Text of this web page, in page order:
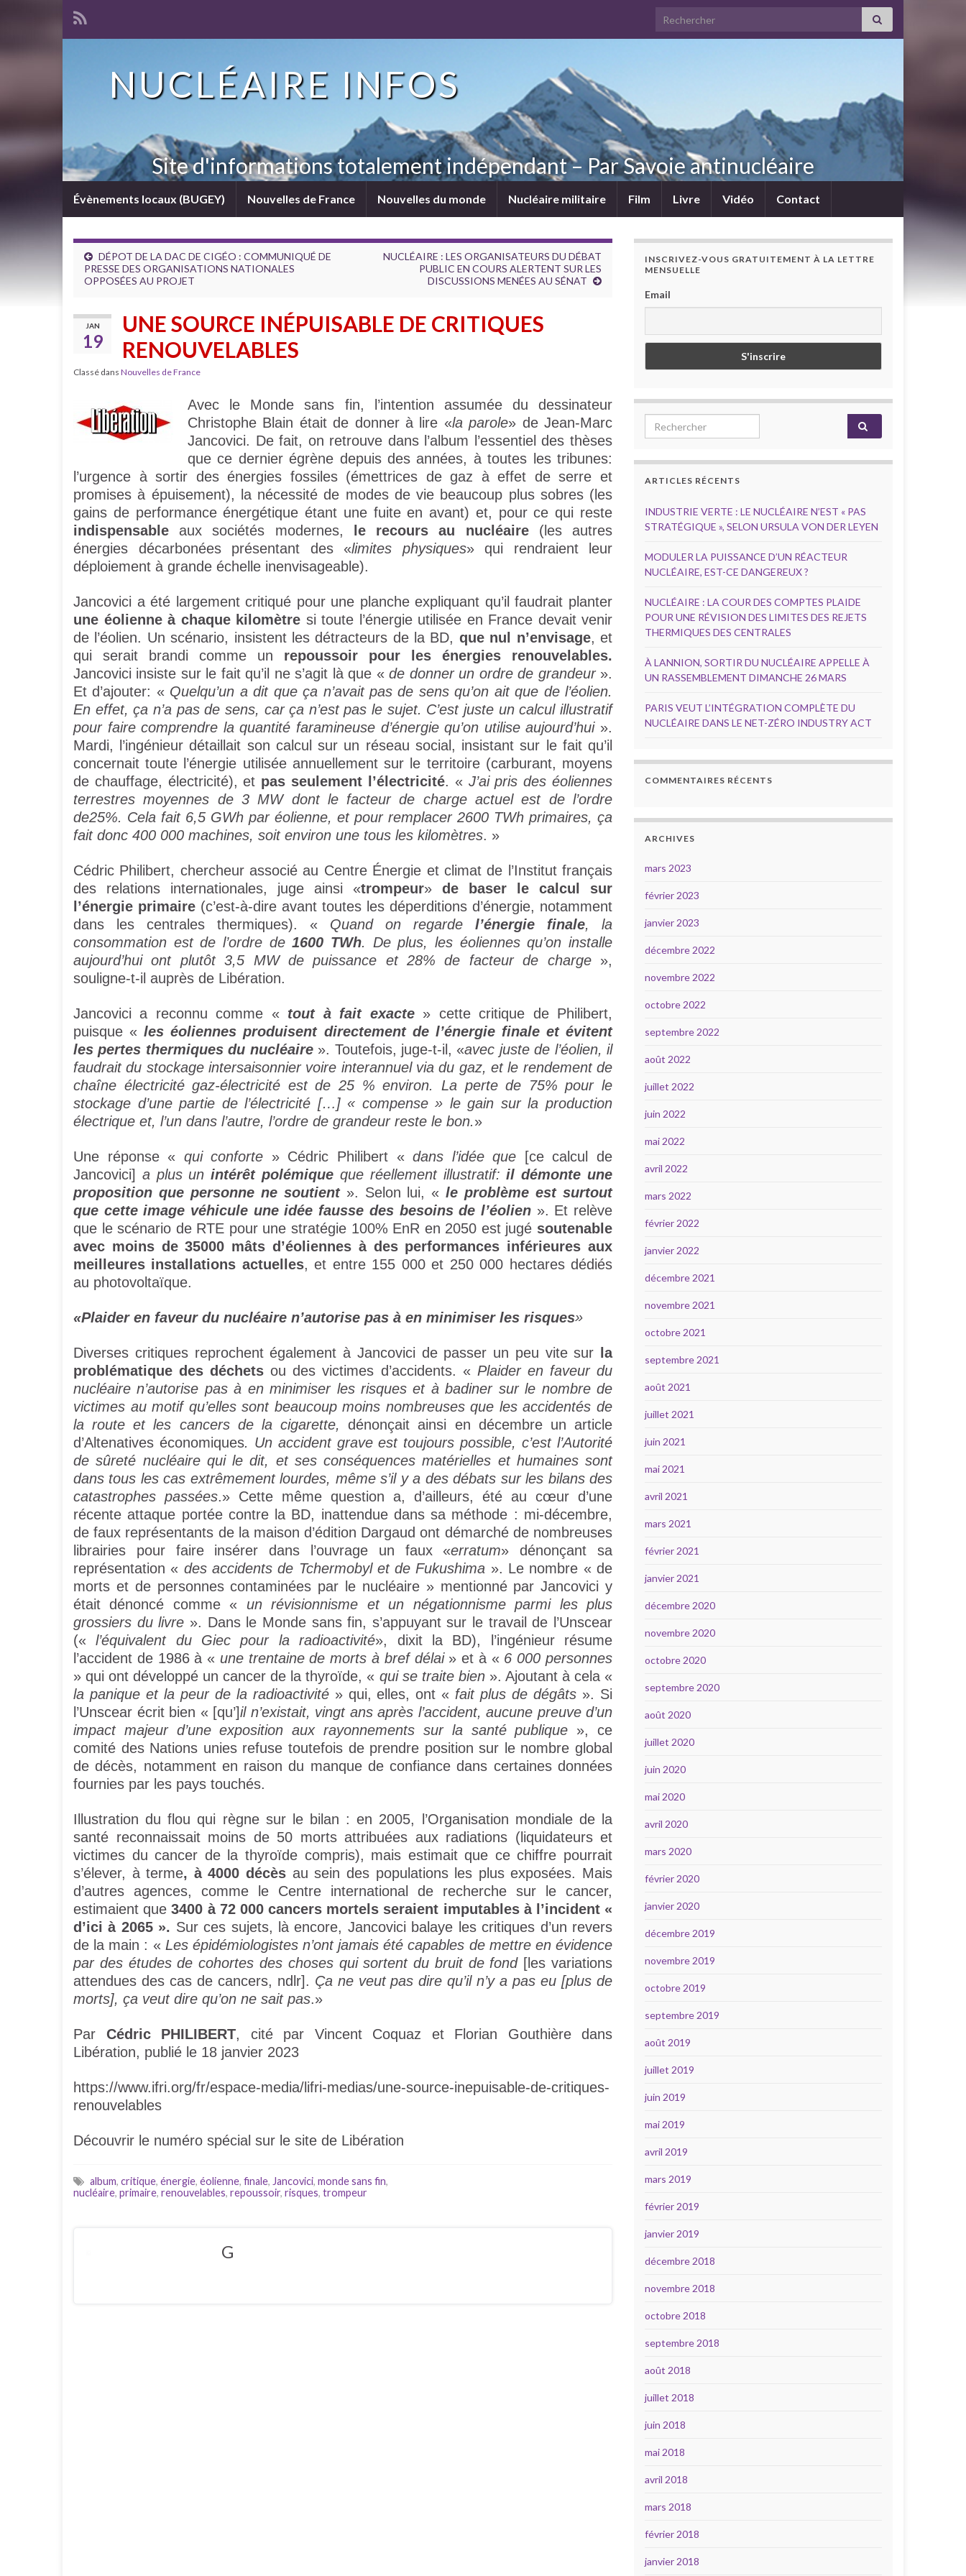
Search for:
NUCLÉAIRE INFOS
Site d'informations totalement indépendant – Par Savoie antinucléaire
Évènements locaux (BUGEY) Nouvelles de France Nouvelles du monde Nucléaire militaire Film Livre Vidéo Contact
DÉPOT DE LA DAC DE CIGÉO : COMMUNIQUÉ DE
PRESSE DES ORGANISATIONS NATIONALES
OPPOSÉES AU PROJET
NUCLÉAIRE : LES ORGANISATEURS DU DÉBAT
PUBLIC EN COURS ALERTENT SUR LES
DISCUSSIONS MENÉES AU SÉNAT
JAN
19
UNE SOURCE INÉPUISABLE DE CRITIQUES
RENOUVELABLES
Classé dans Nouvelles de France
Avec le Monde sans fin, l’intention assumée du dessinateur
Christophe Blain était de donner à lire «la parole» de Jean-Marc
Jancovici. De fait, on retrouve dans l’album l’essentiel des thèses
que ce dernier égrène depuis des années, à toutes les tribunes:
l’urgence à sortir des énergies fossiles (émettrices de gaz à effet de serre et
promises à épuisement), la nécessité de modes de vie beaucoup plus sobres (les
gains de performance énergétique étant une fuite en avant) et, pour ce qui reste
indispensable aux sociétés modernes, le recours au nucléaire(les autres
énergies décarbonées présentant des «limites physiques» qui rendraient leur
déploiement à grande échelle inenvisageable).
Jancovici a été largement critiqué pour une planche expliquant qu’il faudrait planter
une éolienne à chaque kilomètre si toute l’énergie utilisée en France devait venir
de l’éolien. Un scénario, insistent les détracteurs de la BD, que nul n’envisage, et
qui serait brandi comme un repoussoir pour les énergies renouvelables.
Jancovici insiste sur le fait qu’il ne s’agit là que «de donner un ordre de grandeur».
Et d’ajouter: « Quelqu’un a dit que ça n’avait pas de sens qu’on ait que de l’éolien.
En effet, ça n’a pas de sens, car ça n’est pas le sujet. C’est juste un calcul illustratif
pour faire comprendre la quantité faramineuse d’énergie qu’on utilise aujourd’hui».
Mardi, l’ingénieur détaillait son calcul sur un réseau social, insistant sur le fait qu’il
concernait toute l’énergie utilisée annuellement sur le territoire (carburant, moyens
de chauffage, électricité), et pas seulement l’électricité. « J’ai pris des éoliennes
terrestres moyennes de 3 MW dont le facteur de charge actuel est de l’ordre
de25%. Cela fait 6,5 GWh par éolienne, et pour remplacer 2600 TWh primaires, ça
fait donc 400 000 machines, soit environ une tous les kilomètres. »
Cédric Philibert, chercheur associé au Centre Énergie et climat de l’Institut français
des relations internationales, juge ainsi «trompeur» de baser le calcul sur
l’énergie primaire (c’est-à-dire avant toutes les déperditions d’énergie, notamment
dans les centrales thermiques). « Quand on regarde l’énergie finale, la
consommation est de l’ordre de1600 TWh. De plus, les éoliennes qu’on installe
aujourd’hui ont plutôt 3,5 MW de puissance et 28% de facteur de charge»,
souligne-t-il auprès de Libération.
Jancovici a reconnu comme « tout à fait exacte» cette critique de Philibert,
puisque «les éoliennes produisent directement de l’énergie finale et évitent
les pertes thermiques du nucléaire». Toutefois, juge-t-il, «avec juste de l’éolien, il
faudrait du stockage intersaisonnier voire interannuel via du gaz, et le rendement de
chaîne électricité gaz-électricité est de 25 % environ. La perte de 75% pour le
stockage d’une partie de l’électricité […] « compense » le gain sur la production
électrique et, l’un dans l’autre, l’ordre de grandeur reste le bon.»
Une réponse « qui conforte » Cédric Philibert «dans l’idée que [ce calcul de
Jancovici] a plus unintérêt polémique que réellement illustratif:il démonte une
proposition que personne ne soutient». Selon lui, «le problème est surtout
que cette image véhicule une idée fausse des besoins de l’éolien». Et relève
que le scénario de RTE pour une stratégie 100% EnR en 2050 est jugé soutenable
avec moins de 35000 mâts d’éoliennes à des performances inférieures aux
meilleures installations actuelles, et entre 155 000 et 250 000 hectares dédiés
au photovoltaïque.
«Plaider en faveur du nucléaire n’autorise pas à en minimiser les risques»
Diverses critiques reprochent également à Jancovici de passer un peu vite sur
la
problématique des déchets ou des victimes d’accidents. « Plaider en faveur du
nucléaire n’autorise pas à en minimiser les risques et à badiner sur le nombre de
victimes au motif qu’elles sont beaucoup moins nombreuses que les accidentés de
la route et les cancers de la cigarette, dénonçait ainsi en décembre un article
d’Altenatives économiques. Un accident grave est toujours possible, c’est l’Autorité
de sûreté nucléaire qui le dit, et ses conséquences matérielles et humaines sont
dans tous les cas extrêmement lourdes, même s’il y a des débats sur les bilans des
catastrophes passées.» Cette même question a, d’ailleurs, été au cœur d’une
récente attaque portée contre la BD, inattendue dans sa méthode : mi-décembre,
de faux représentants de la maison d’édition Dargaud ont démarché de nombreuses
librairies pour faire insérer dans l’ouvrage un faux «erratum» dénonçant sa
représentation « des accidents de Tchermobyl et de Fukushima ». Le nombre « de
morts et de personnes contaminées par le nucléaire » mentionné par Jancovici y
était dénoncé comme « un révisionnisme et un négationnisme parmi les plus
grossiers du livre ». Dans le Monde sans fin, s’appuyant sur le travail de l’Unscear
(«l’équivalent du Giec pour la radioactivité», dixit la BD), l’ingénieur résume
l’accident de 1986 à « une trentaine de morts à bref délai» et à « 6 000 personnes
» qui ont développé un cancer de la thyroïde, « qui se traite bien». Ajoutant à cela «
la panique et la peur de la radioactivité» qui, elles, ont « fait plus de dégâts ». Si
l’Unscear écrit bien « [qu’]il n’existait, vingt ans après l’accident, aucune preuve d’un
impact majeur d’une exposition aux rayonnements sur la santé publique », ce
comité des Nations unies refuse toutefois de prendre position sur le nombre global
de décès, notamment en raison du manque de confiance dans certaines données
fournies par les pays touchés.
Illustration du flou qui règne sur le bilan : en 2005, l’Organisation mondiale de la
santé reconnaissait moins de 50 morts attribuées aux radiations (liquidateurs et
victimes du cancer de la thyroïde compris), mais estimait que ce chiffre pourrait
s’élever, à terme, à 4000 décès au sein des populations les plus exposées. Mais
d’autres agences, comme le Centre international de recherche sur le cancer,
estimaient que3400 à 72 000 cancers mortels seraient imputables à l’incident «
d’ici à 2065 ». Sur ces sujets, là encore, Jancovici balaye les critiques d’un revers
de la main : « Les épidémiologistes n’ont jamais été capables de mettre en évidence
par des études de cohortes des choses qui sortent du bruit de fond[les variations
attendues des cas de cancers, ndlr]. Ça ne veut pas dire qu’il n’y a pas eu [plus de
morts], ça veut dire qu’on ne sait pas.»
Par Cédric PHILIBERT, cité par Vincent Coquaz et Florian Gouthière dans
Libération, publié le 18 janvier 2023
https://www.ifri.org/fr/espace-media/lifri-medias/une-source-inepuisable-de-critiques-
renouvelables
Découvrir le numéro spécial sur le site de Libération
album, critique, énergie, éolienne, finale, Jancovici, monde sans fin,
nucléaire, primaire, renouvelables, repoussoir, risques, trompeur
G
INSCRIVEZ-VOUS GRATUITEMENT À LA LETTRE
MENSUELLE
Email
Search for:
ARTICLES RÉCENTS
INDUSTRIE VERTE : LE NUCLÉAIRE N’EST « PAS
STRATÉGIQUE », SELON URSULA VON DER LEYEN
MODULER LA PUISSANCE D’UN RÉACTEUR
NUCLÉAIRE, EST-CE DANGEREUX ?
NUCLÉAIRE : LA COUR DES COMPTES PLAIDE
POUR UNE RÉVISION DES LIMITES DES REJETS
THERMIQUES DES CENTRALES
À LANNION, SORTIR DU NUCLÉAIRE APPELLE À
UN RASSEMBLEMENT DIMANCHE 26 MARS
PARIS VEUT L’INTÉGRATION COMPLÈTE DU
NUCLÉAIRE DANS LE NET-ZÉRO INDUSTRY ACT
COMMENTAIRES RÉCENTS
ARCHIVES
mars 2023
février 2023
janvier 2023
décembre 2022
novembre 2022
octobre 2022
septembre 2022
août 2022
juillet 2022
juin 2022
mai 2022
avril 2022
mars 2022
février 2022
janvier 2022
décembre 2021
novembre 2021
octobre 2021
septembre 2021
août 2021
juillet 2021
juin 2021
mai 2021
avril 2021
mars 2021
février 2021
janvier 2021
décembre 2020
novembre 2020
octobre 2020
septembre 2020
août 2020
juillet 2020
juin 2020
mai 2020
avril 2020
mars 2020
février 2020
janvier 2020
décembre 2019
novembre 2019
octobre 2019
septembre 2019
août 2019
juillet 2019
juin 2019
mai 2019
avril 2019
mars 2019
février 2019
janvier 2019
décembre 2018
novembre 2018
octobre 2018
septembre 2018
août 2018
juillet 2018
juin 2018
mai 2018
avril 2018
mars 2018
février 2018
janvier 2018